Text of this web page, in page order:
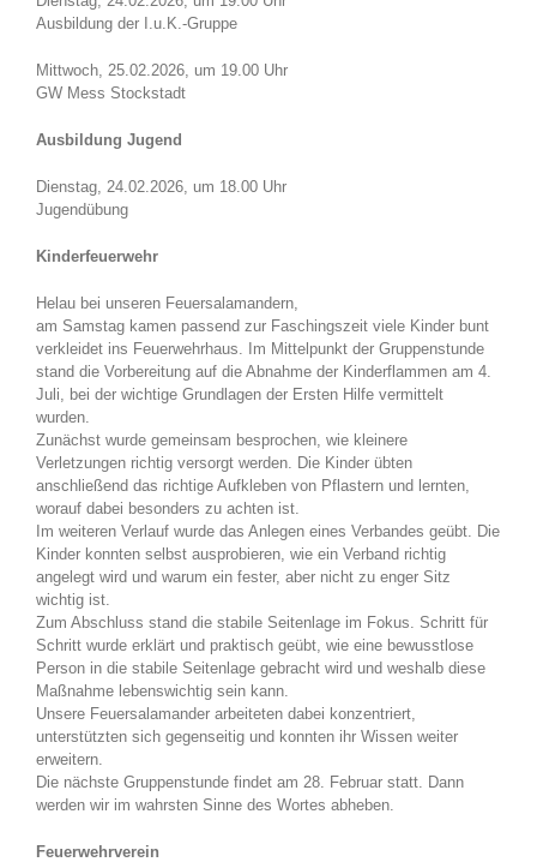
Ausbildung der I.u.K.-Gruppe
Mittwoch, 25.02.2026, um 19.00 Uhr
GW Mess Stockstadt
Ausbildung Jugend
Dienstag, 24.02.2026, um 18.00 Uhr
Jugendübung
Kinderfeuerwehr
Helau bei unseren Feuersalamandern,
am Samstag kamen passend zur Faschingszeit viele Kinder bunt
verkleidet ins Feuerwehrhaus. Im Mittelpunkt der Gruppenstunde
stand die Vorbereitung auf die Abnahme der Kinderflammen am 4.
Juli, bei der wichtige Grundlagen der Ersten Hilfe vermittelt
wurden.
Zunächst wurde gemeinsam besprochen, wie kleinere
Verletzungen richtig versorgt werden. Die Kinder übten
anschließend das richtige Aufkleben von Pflastern und lernten,
worauf dabei besonders zu achten ist.
Im weiteren Verlauf wurde das Anlegen eines Verbandes geübt. Die
Kinder konnten selbst ausprobieren, wie ein Verband richtig
angelegt wird und warum ein fester, aber nicht zu enger Sitz
wichtig ist.
Zum Abschluss stand die stabile Seitenlage im Fokus. Schritt für
Schritt wurde erklärt und praktisch geübt, wie eine bewusstlose
Person in die stabile Seitenlage gebracht wird und weshalb diese
Maßnahme lebenswichtig sein kann.
Unsere Feuersalamander arbeiteten dabei konzentriert,
unterstützten sich gegenseitig und konnten ihr Wissen weiter
erweitern.
Die nächste Gruppenstunde findet am 28. Februar statt. Dann
werden wir im wahrsten Sinne des Wortes abheben.
Feuerwehrverein